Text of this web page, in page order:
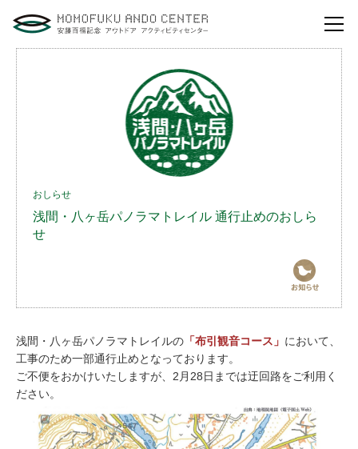
自然体験活動とは？
安藤百福センターの役割とビジョン
体験イベント
安藤百福センターの
利用お申し込み
お問い合わせ
おしらせ
浅間・八ヶ岳パノラマトレイル 通行止めのおしら
せ
浅間・八ヶ岳パノラマトレイルの 「布引観音コース」 において、
工事のため一部通行止めとなっております。
ご不便をおかけいたしますが、 2月28日までは迂回路をご利用く
ださい。